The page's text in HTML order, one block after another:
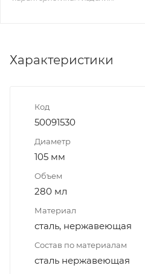
Характеристики
Код
50091530
Диаметр
105 мм
Объем
280 мл
Материал
сталь, нержавеющая
Состав по материалам
сталь нержавеющая